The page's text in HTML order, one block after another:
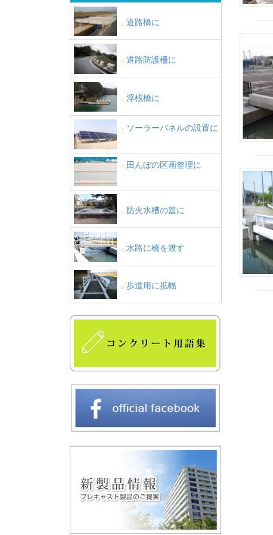
道路橋に
道路防護柵に
浮桟橋に
ソーラーパネルの設置に
田んぼの区画整理に
防火水槽の蓋に
水路に橋を渡す
歩道用に拡幅